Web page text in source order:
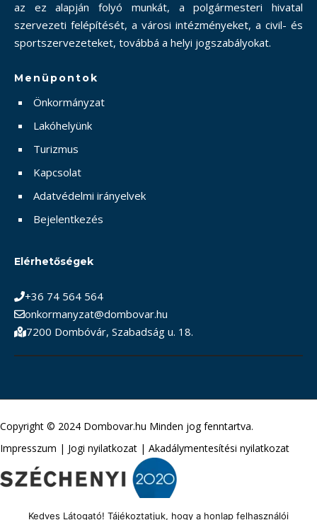
az ez alapján folyó munkát, a polgármesteri hivatal
szervezeti felépítését, a városi intézményeket, a civil- és
sportszervezeteket, továbbá a helyi jogszabályokat.
Menüpontok
Önkormányzat
Lakóhelyünk
Turizmus
Kapcsolat
Adatvédelmi irányelvek
Bejelentkezés
Elérhetőségek
+36 74 564 564
onkormanyzat@dombovar.hu
7200 Dombóvár, Szabadság u. 18.
Copyright © 2024 Dombovar.hu Minden jog fenntartva.
Impresszum | Jogi nyilatkozat | Akadálymentesítési nyilatkozat
Kedves Látogató! Tájékoztatjuk, hogy a honlap felhasználói